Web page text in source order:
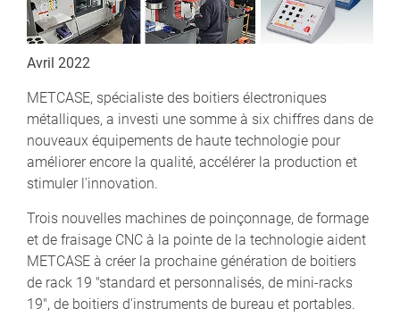
Avril 2022
METCASE, spécialiste des boitiers électroniques
métalliques, a investi une somme à six chiffres dans de
nouveaux équipements de haute technologie pour
améliorer encore la qualité, accélérer la production et
stimuler l'innovation.
Trois nouvelles machines de poinçonnage, de formage
et de fraisage CNC à la pointe de la technologie aident
METCASE à créer la prochaine génération de boitiers
de rack 19 "standard et personnalisés, de mini-racks
19", de boitiers d'instruments de bureau et portables.